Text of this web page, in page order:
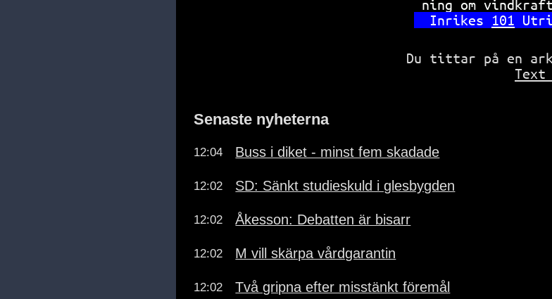
ning om
Inrikes 101
Du tittar på en
Text
Senaste nyheterna
12:04 Buss i diket - minst fem skadade
12:02 SD: Sänkt studieskuld i glesbygden
12:02 Åkesson: Debatten är bisarr
12:02 M vill skärpa vårdgarantin
12:02 Två gripna efter misstänkt föremål